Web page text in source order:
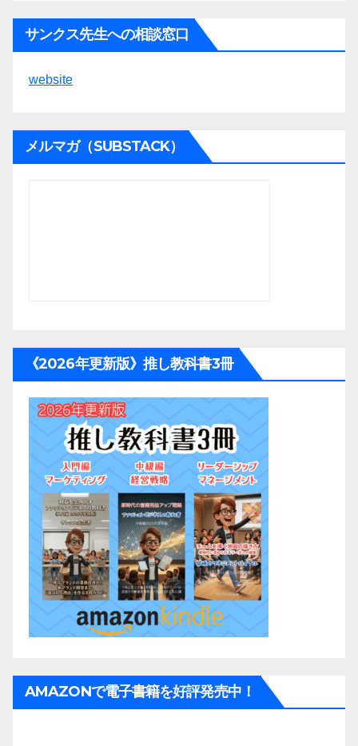
サンクス先生への相談窓口
website
メルマガ（SUBSTACK）
《2026年更新版》推し教科書3冊
AMAZONで電子書籍を好評発売中！